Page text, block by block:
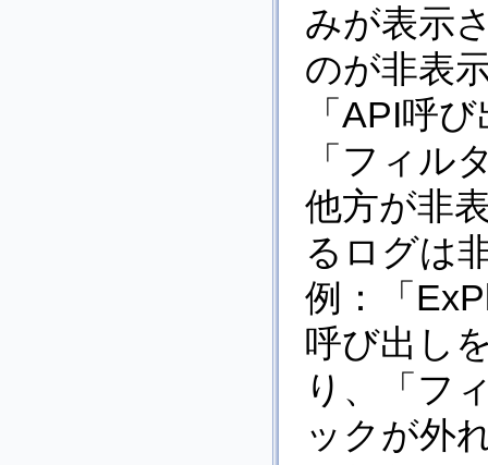
みが表示
のが非表
「API呼
「フィル
他方が非
るログは
例：「
呼び出し
り、「フ
ックが外